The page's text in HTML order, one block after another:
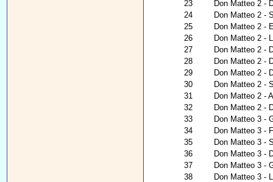
23
Don Matteo 2 -
24
Don Matteo 2 -
25
Don Matteo 2 -
26
Don Matteo 2 -
27
Don Matteo 2 -
28
Don Matteo 2 -
29
Don Matteo 2 -
30
Don Matteo 2 -
31
Don Matteo 2 -
32
Don Matteo 2 -
33
Don Matteo 3 -
34
Don Matteo 3 -
35
Don Matteo 3 -
36
Don Matteo 3 -
37
Don Matteo 3 -
38
Don Matteo 3 -